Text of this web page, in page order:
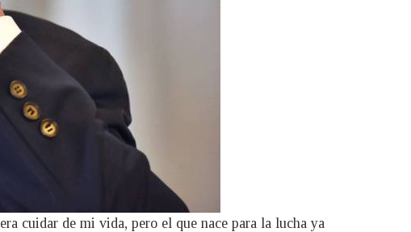
cuidar de mi vida, pero el que nace para la lucha ya